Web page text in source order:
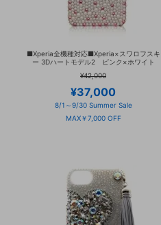
■Xperia全機種対応■Xperia×スワロフスキ
ー 3Dハートモデル2 ピンク×ホワイト
¥42,000
¥37,000
8/1～9/30 Summer Sale
MAX￥7,000 OFF